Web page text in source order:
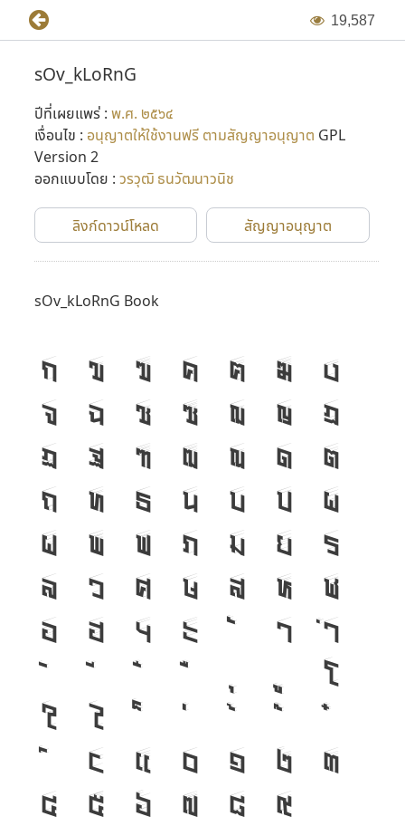
19,587
sOv_kLoRnG
ปีที่เผยแพร่ : พ.ศ. ๒๕๖๔
เงื่อนไข : อนุญาตให้ใช้งานฟรี ตามสัญญาอนุญาต GPL
Version 2
ออกแบบโดย : วรวุฒิ ธนวัฒนาวนิช
ลิงก์ดาวน์โหลด สัญญาอนุญาต
sOv_kLoRnG Book
ก ข ฃ ค ฅ ฆ
ง
จ
ฉ ช ซ ฌ ญ
ฎ
ฏ
ฐ ฑ ฒ ณ ด
ต
ถ
ท ธ น บ ป
ผ
ฝ
พ ฟ ภ ม ย
ร
ล
ว ศ ษ ส ห
ฬ
อ
ฮ ฯ ะ า
ำ
โ
ใ
ไ
เ
แ ๐ ๑ ๒
๓
๔
๕ ๖ ๗ ๘ ๙